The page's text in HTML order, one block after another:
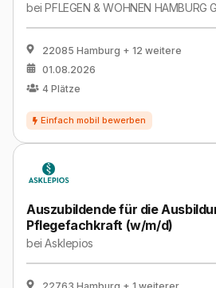
beiPFLEGEN & WOHNEN HAMBURG
22085 Hamburg + 12 weitere
01.08.2026
4 Plätze
Auszubildende für die
Pflegefachkraft (w/m/d)
beiAsklepios